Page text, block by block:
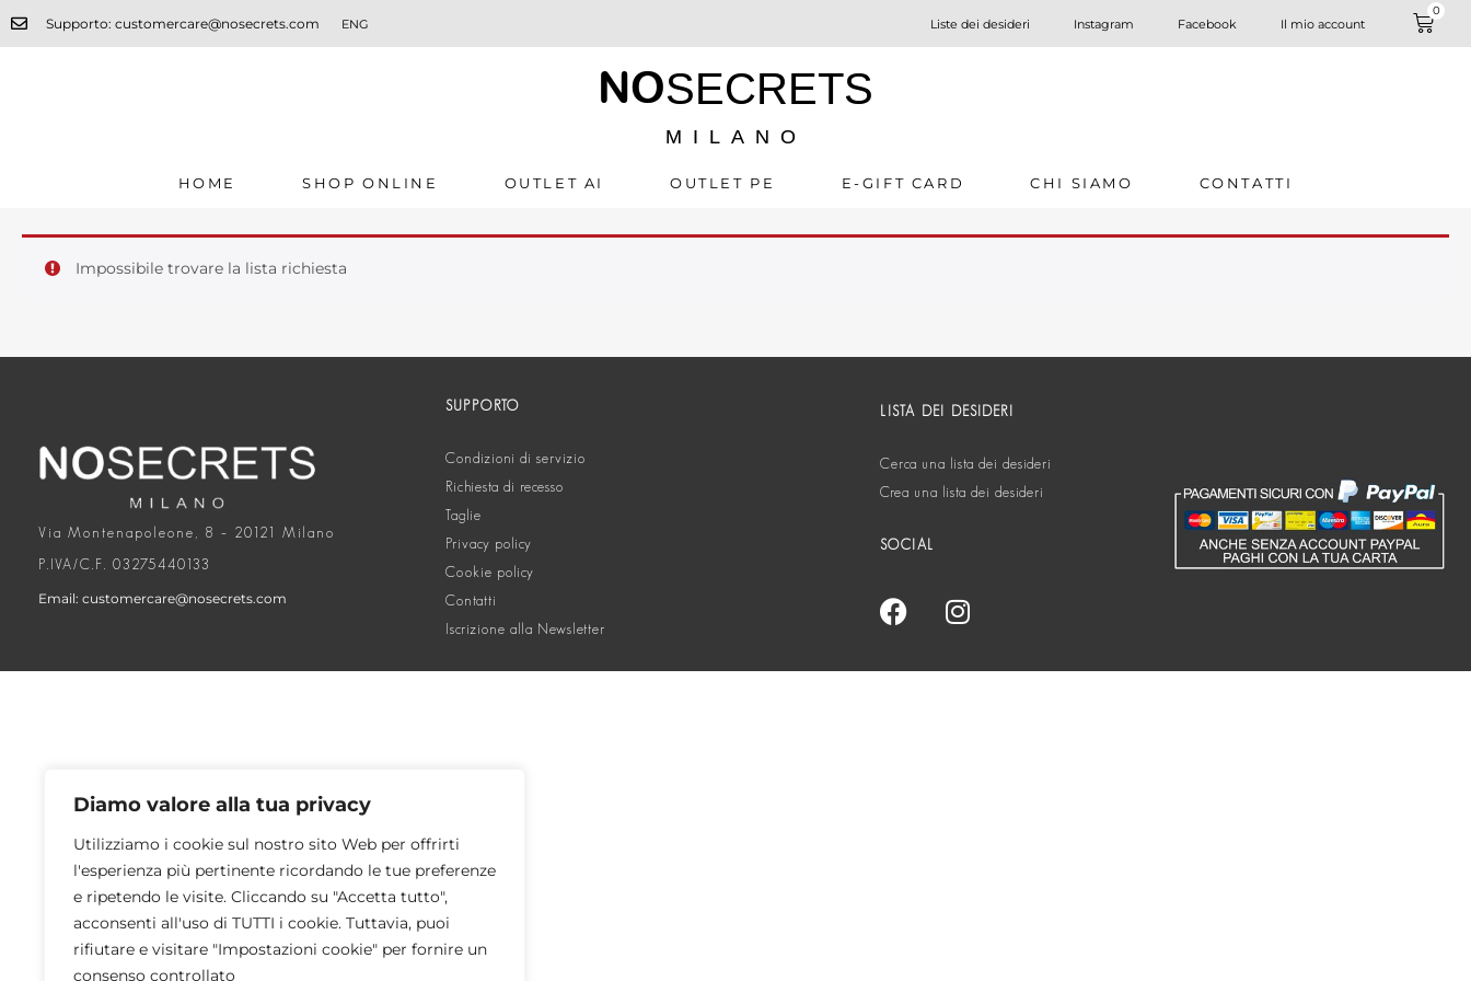
Diamo valore alla tua privacy
Utilizziamo i cookie sul nostro sito Web per offrirti
l'esperienza più pertinente ricordando le tue preferenze
e ripetendo le visite. Cliccando su "Accetta tutto",
acconsenti all'uso di TUTTI i cookie. Tuttavia, puoi
rifiutare e visitare "Impostazioni cookie" per fornire un
consenso controllato
Supporto: customercare@nosecrets.com ENG Liste dei desideri Instagram Facebook Il mio account
0
NOSECRETS
MILANO
HOME SHOP ONLINE OUTLET AI OUTLET PE E-GIFT CARD CHI SIAMO CONTATTI
Impossibile trovare la lista richiesta
Via Montenapoleone, 8 – 20121 Milano
P.IVA/C.F. 03275440133
Email: customercare@nosecrets.com
SUPPORTO
Condizioni di servizio
Richiesta di recesso
Taglie
Privacy policy
Cookie policy
Contatti
Iscrizione alla Newsletter
LISTA DEI DESIDERI
Cerca una lista dei desideri
Crea una lista dei desideri
SOCIAL